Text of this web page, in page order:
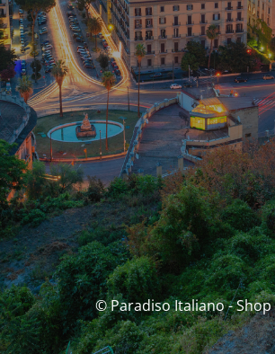
© Paradiso Italiano - Shop